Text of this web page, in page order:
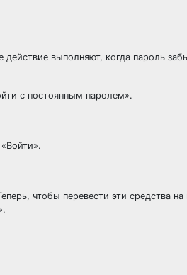
выполняют, когда пароль
с постоянным паролем».
чтобы перевести эти средства на